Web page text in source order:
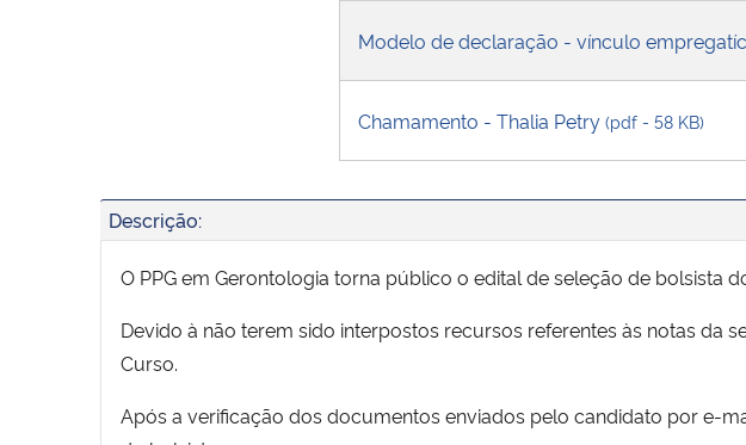
Modelo de declaração - vínculo
Chamamento - Thalia Petry (pdf - 58 KB)
Descrição:
O PPG em Gerontologia torna público o edital de seleção de bolsista
Devido à não terem sido interpostos recursos referentes às notas
Curso.
Após a verificação dos documentos enviados pelo candidato por e-